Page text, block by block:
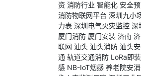
资 消防行业 智能化 安全
消防物联网平台 深圳九小
力表 深圳电气火灾监控 深
厦门消防 厦门安装 济南
联网 汕头 汕头消防 汕头
通 轨道交通消防 LoRa即
感 NB-IoT烟感 养老院安